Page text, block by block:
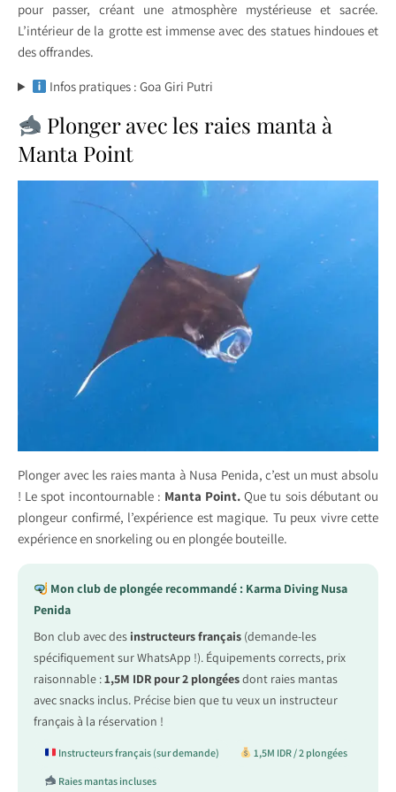
pour passer, créant une atmosphère mystérieuse et sacrée.
L’intérieur de la grotte est immense avec des statues hindoues et
des offrandes.
Infos pratiques : Goa Giri Putri
Plonger avec les raies manta à
Manta Point
Plonger avec les raies manta à Nusa Penida, c’est un must absolu
! Le spot incontournable : Manta Point. Que tu sois débutant ou
plongeur confirmé, l’expérience est magique. Tu peux vivre cette
expérience en snorkeling ou en plongée bouteille.
Mon club de plongée recommandé : Karma Diving Nusa
Penida
Bon club avec des instructeurs français (demande-les
spécifiquement sur WhatsApp !). Équipements corrects, prix
raisonnable :1,5M IDR pour 2 plongéesdont raies mantas
avec snacks inclus. Précise bien que tu veux un instructeur
français à la réservation !
Instructeurs français (sur demande) 1,5M IDR / 2 plongées
Raies mantas incluses